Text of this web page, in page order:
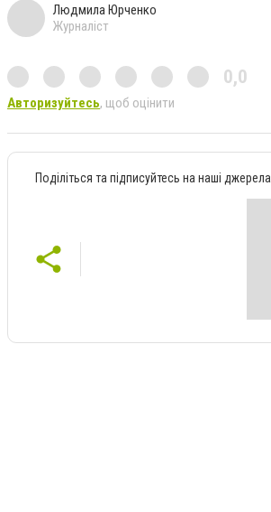
Людмила Юрченко
Журналіст
0,0
Авторизуйтесь, щоб оцінити
Поділіться та підписуйтесь на наші джерела